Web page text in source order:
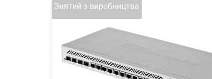
Знятий з виробництва